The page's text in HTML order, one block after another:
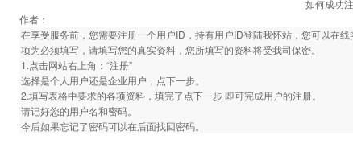
如何成功
作者：
在享受服务前，您需要注册一个用户ID，持有用户ID登陆我怀站，您可以在
项为必须填写，请填写您的真实资料，您所填写的资料将受我司保密。
1.点击网站右上角：“注册”
选择是个人用户还是企业用户，点下一步。
2.填写表格中要求的各项资料，填完了点下一步 即可完成用户的注册。
请记好您的用户名和密码。
今后如果忘记了密码可以在后面找回密码。